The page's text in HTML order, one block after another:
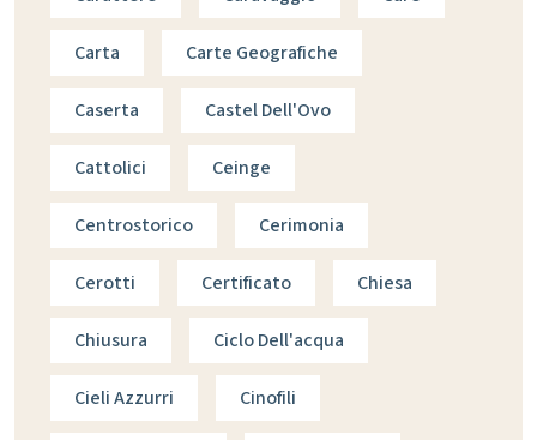
Carta Carte Geografiche
Caserta Castel Dell'Ovo
Cattolici Ceinge
Centrostorico Cerimonia
Cerotti Certificato Chiesa
Chiusura Ciclo Dell'acqua
Cieli Azzurri Cinofili